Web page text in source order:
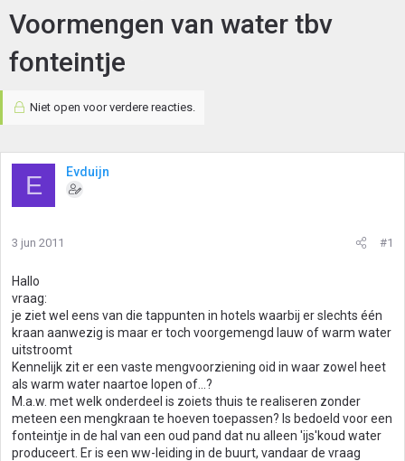
Voormengen van water tbv
fonteintje
Niet open voor verdere reacties.
E Evduijn
3 jun 2011 #1
Hallo
vraag:
je ziet wel eens van die tappunten in hotels waarbij er slechts één
kraan aanwezig is maar er toch voorgemengd lauw of warm water
uitstroomt
Kennelijk zit er een vaste mengvoorziening oid in waar zowel heet
als warm water naartoe lopen of...?
M.a.w. met welk onderdeel is zoiets thuis te realiseren zonder
meteen een mengkraan te hoeven toepassen? Is bedoeld voor een
fonteintje in de hal van een oud pand dat nu alleen 'ijs'koud water
produceert. Er is een ww-leiding in de buurt, vandaar de vraag